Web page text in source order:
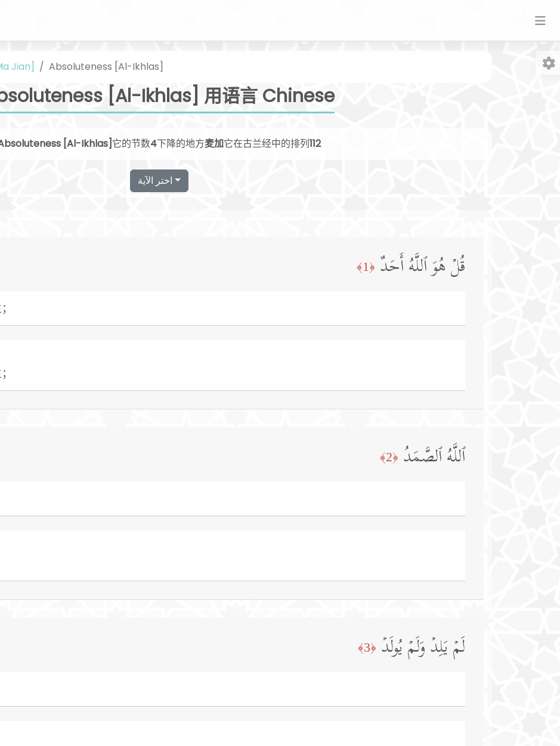
Jian] Absoluteness [Al-Ikhlas]
[Al-Ikhlas] 用语言 Chinese
[Al-Ikhlas]它的节数4下降的地方麦加它在古兰经中的排列112
اختر الآية
قُلۡ هُوَ ٱللَّهُ أَحَدٌ ﴿1﴾
ٱللَّهُ ٱلصَّمَدُ ﴿2﴾
لَمۡ یَلِدۡ وَلَمۡ یُولَدۡ ﴿3﴾